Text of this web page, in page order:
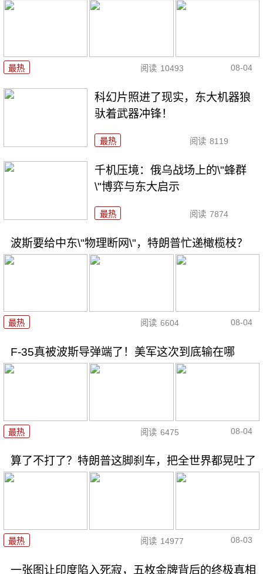
最热 阅读 10493 08-04
科幻片照进了现实，东大机器狼
驮着武器冲锋！
最热 阅读 8119
千机压境：俄乌战场上的\"蜂群
\"博弈与东大启示
最热 阅读 7874
波斯要给中东\"物理断网\"，特朗普忙递橄榄枝？
最热 阅读 6604 08-04
F-35真被波斯导弹端了！美军这次到底输在哪
最热 阅读 6475 08-04
算了不打了？特朗普这脚刹车，把全世界都晃吐了
最热 阅读 14977 08-03
一张图让印度陷入死寂，五枚金牌背后的终极真相